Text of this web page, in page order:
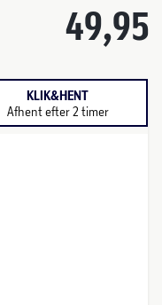
49,95
KLIK&HENT
Afhent efter 2 timer